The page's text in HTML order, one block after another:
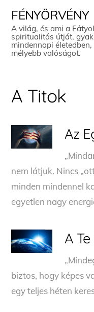
content
FÉNYÖRVÉNY
A világ, és ami a
spiritualitás útját,
mindennapi
mélyebb valóságot.
A Titok
Az
nem látjuk. Nincs
minden mindennel
egyetlen nagy
A
biztos, hogy képes
egy teljes héten